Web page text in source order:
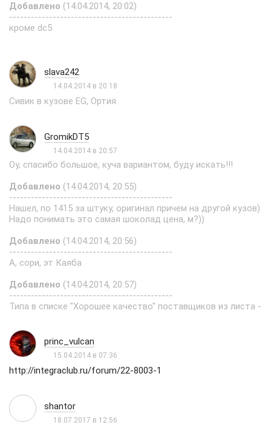
Добавлено (14.04.2014, 20:02)
---------------------------------------------
кроме dc5
slava242
14.04.2014 в 20:18
Сивик в кузове EG, Ортия.
GromikDT5
14.04.2014 в 20:57
Оу, спасибо большое, куча вариантом, буду искать!!!
Добавлено (14.04.2014, 20:55)
---------------------------------------------
Нашел, по 1415 за штуку, оригинал причем на другой кузов)
Надо понимать это самая шоколад цена, м?))
Добавлено (14.04.2014, 20:56)
---------------------------------------------
А, сори, эт Каяба
Добавлено (14.04.2014, 20:57)
---------------------------------------------
Типа в списке "Хорошее качество" поставщиков из листа -
princ_vulcan
15.04.2014 в 07:36
http://integraclub.ru/forum/22-8003-1
shantor
18.07.2017 в 12:56